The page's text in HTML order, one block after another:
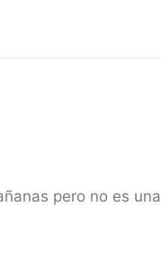
pero no es una